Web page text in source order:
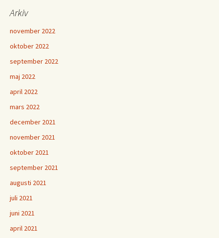
Arkiv
november 2022
oktober 2022
september 2022
maj 2022
april 2022
mars 2022
december 2021
november 2021
oktober 2021
september 2021
augusti 2021
juli 2021
juni 2021
april 2021